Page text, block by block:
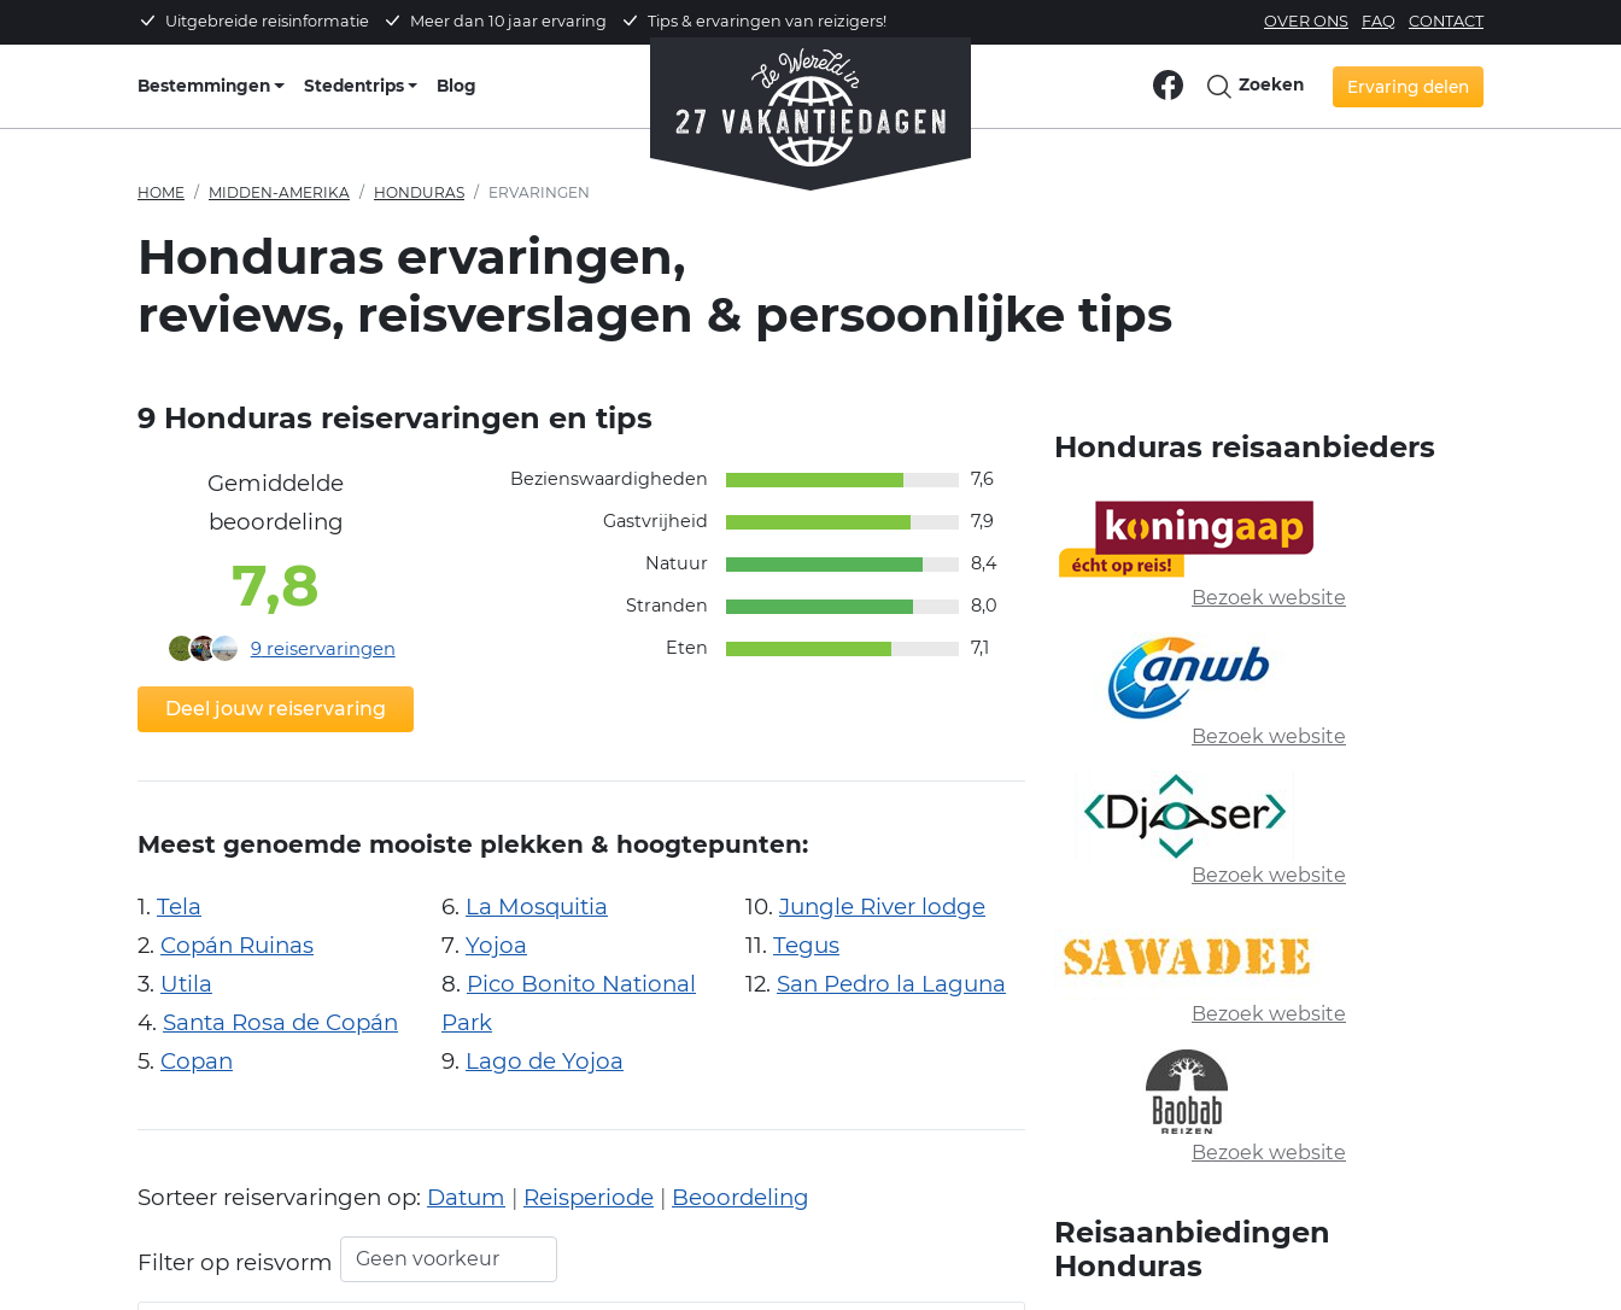
Uitgebreide reisinformatie Meer dan 10 jaar ervaring Tips & ervaringen van reizigers! OVER ONS FAQ CONTACT
Bestemmingen Stedentrips Blog Zoeken Ervaring delen
HOME MIDDEN-AMERIKA HONDURAS ERVARINGEN
Honduras ervaringen,
reviews, reisverslagen & persoonlijke tips
9 Honduras reiservaringen en tips
Gemiddelde
beoordeling
7,8
9reiservaringen
Deel jouw reiservaring
Bezienswaardigheden
7,6
Gastvrijheid
7,9
Natuur
8,4
Stranden
8,0
Eten
7,1
Meest genoemde mooiste plekken & hoogtepunten:
Tela
Copán Ruinas
Utila
Santa Rosa de Copán
Copan
La Mosquitia
Yojoa
Pico Bonito National
Park
Lago de Yojoa
Jungle River lodge
Tegus
San Pedro la Laguna
Sorteer reiservaringen op: Datum | Reisperiode | Beoordeling
Filter op reisvorm
Honduras reisaanbieders
Bezoek website
Bezoek website
Bezoek website
Bezoek website
Bezoek website
Reisaanbiedingen
Honduras